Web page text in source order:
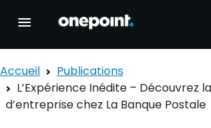
Accueil
Accueil
Publications
L’Expérience Inédite – Découvrez
d’entreprise chez La Banque Postale